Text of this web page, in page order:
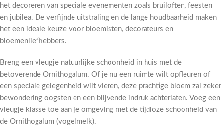
het decoreren van speciale evenementen zoals bruiloften, feesten
en jubilea. De verfijnde uitstraling en de lange houdbaarheid maken
het een ideale keuze voor bloemisten, decorateurs en
bloemenliefhebbers.
Breng een vleugje natuurlijke schoonheid in huis met de
betoverende Ornithogalum. Of je nu een ruimte wilt opfleuren of
een speciale gelegenheid wilt vieren, deze prachtige bloem zal zeker
bewondering oogsten en een blijvende indruk achterlaten. Voeg een
vleugje klasse toe aan je omgeving met de tijdloze schoonheid van
de Ornithogalum (vogelmelk).